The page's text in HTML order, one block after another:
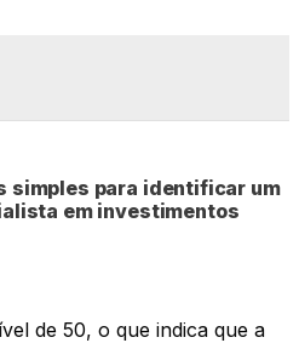
simples para identificar um
em investimentos
de 50, o que indica que a